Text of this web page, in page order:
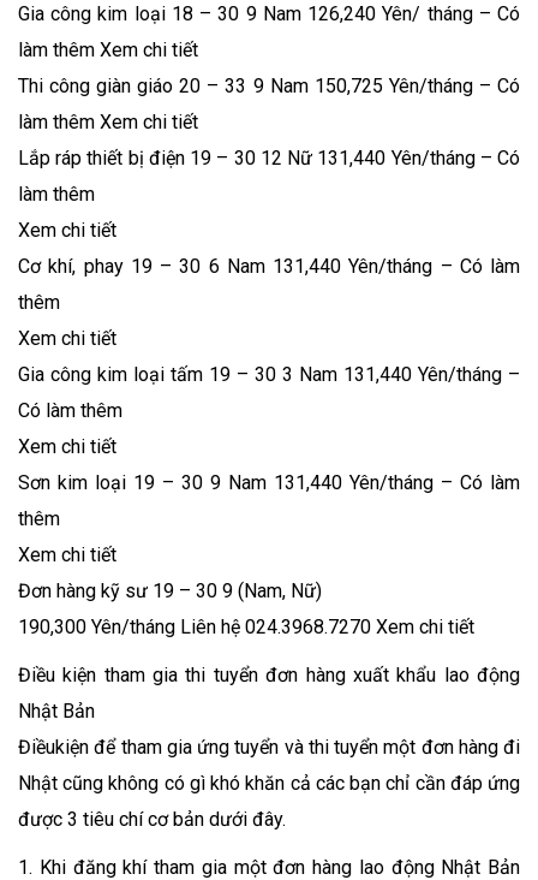
Gia công kim loại 18 – 30 9 Nam 126,240 Yên/ tháng – Có
làm thêm Xem chi tiết
Thi công giàn giáo 20 – 33 9 Nam 150,725 Yên/tháng – Có
làm thêm Xem chi tiết
Lắp ráp thiết bị điện 19 – 30 12 Nữ 131,440 Yên/tháng – Có
làm thêm
Xem chi tiết
Cơ khí, phay 19 – 30 6 Nam 131,440 Yên/tháng – Có làm
thêm
Xem chi tiết
Gia công kim loại tấm 19 – 30 3 Nam 131,440 Yên/tháng –
Có làm thêm
Xem chi tiết
Sơn kim loại 19 – 30 9 Nam 131,440 Yên/tháng – Có làm
thêm
Xem chi tiết
Đơn hàng kỹ sư 19 – 30 9 (Nam, Nữ)
190,300 Yên/tháng Liên hệ 024.3968.7270 Xem chi tiết
Điều kiện tham gia thi tuyển đơn hàng xuất khẩu lao động
Nhật Bản
Điềukiện để tham gia ứng tuyển và thi tuyển một đơn hàng đi
Nhật cũng không có gì khó khăn cả các bạn chỉ cần đáp ứng
được 3 tiêu chí cơ bản dưới đây.
1. Khi đăng khí tham gia một đơn hàng lao động Nhật Bản